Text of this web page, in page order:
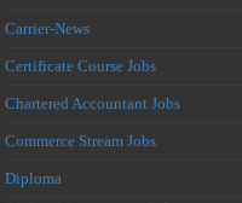
Carrier-News
Certificate Course Jobs
Chartered Accountant Jobs
Commerce Stream Jobs
Diploma